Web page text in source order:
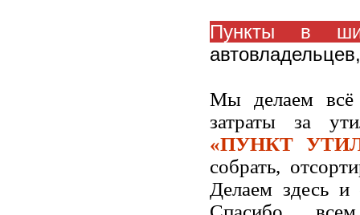
Пункты в
Мы делаем
затраты за
«ПУНКТ
собрать,
Делаем здесь и